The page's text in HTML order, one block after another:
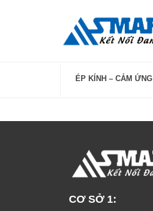
ÉP KÍNH – CẢM ỨNG
CƠ SỞ 1: